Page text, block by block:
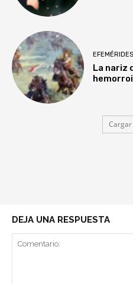
EFEMÉRIDES
La nariz
DEJA UNA RESPUESTA